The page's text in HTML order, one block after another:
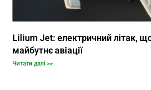
Lilium Jet: електричний літак,
майбутнє авіації
Читати далі >>